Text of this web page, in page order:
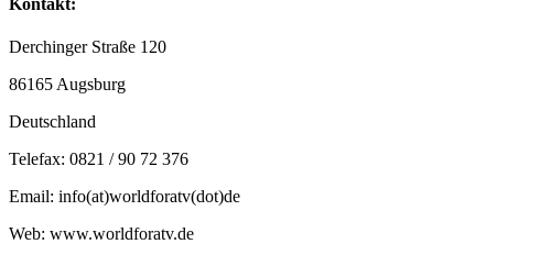
Derchinger Straße 120
86165 Augsburg
Deutschland
Telefax: 0821 / 90 72 376
Email: info(at)worldforatv(dot)de
Web: www.worldforatv.de